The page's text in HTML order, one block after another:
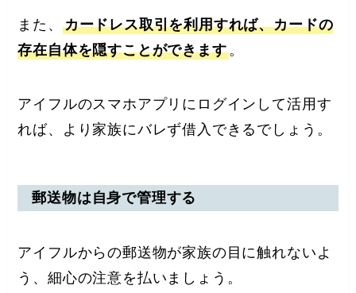
また、 カードレス取引を利用すれば、カードの
存在自体を隠すことができます。
アイフルのスマホアプリにログインして活用す
れば、より家族にバレず借入できるでしょう。
郵送物は自身で管理する
アイフルからの郵送物が家族の目に触れないよ
う、細心の注意を払いましょう。